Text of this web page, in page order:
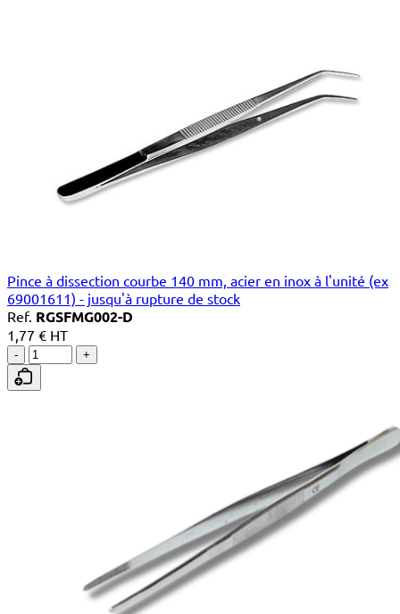
Pince à dissection courbe 140 mm, acier en inox à l'unité (ex
69001611) - jusqu'à rupture de stock
Ref. RGSFMG002-D
1,77 € HT
- +